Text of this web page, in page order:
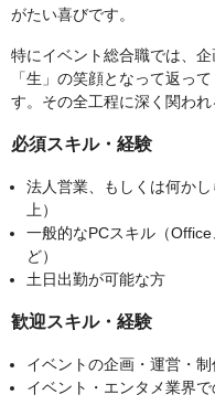
がたい喜びです。
特にイベント総合職では、
「生」の笑顔となって返っ
す。その全工程に深く関われ
必須スキル・経験
法人営業、もしくは何か
上）
一般的なPCスキル（
ど）
土日出勤が可能な方
歓迎スキル・経験
イベントの企画・運営・
イベント・エンタメ業界